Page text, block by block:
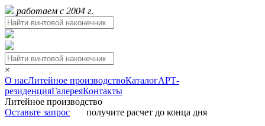
работаем с 2004 г.
×
О насЛитейное производствоКаталогАРТ-
резиденцияГалереяКонтакты
Литейное производство
Оставьте запрос получите расчет до конца дня